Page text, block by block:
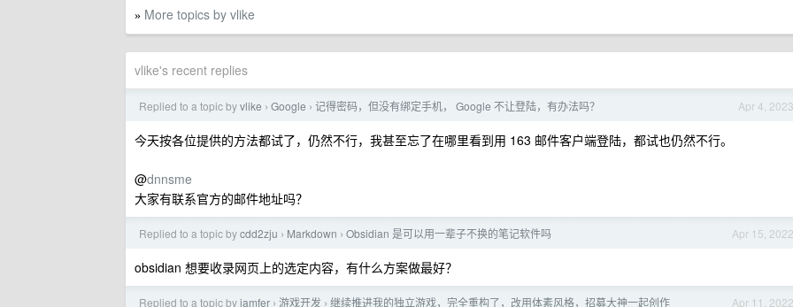
» More topics by vlike
vlike's recent replies
Apr 4, 2023
Replied to a topic byvlike › Google › 记得密码，但没有绑定手机， Google 不让登陆，有办法吗？
今天按各位提供的方法都试了，仍然不行，我甚至忘了在哪里看到用 163 邮件客户端登陆，都试也仍然不行。
@dnnsme
大家有联系官方的邮件地址吗？
Apr 15, 2022
Replied to a topic bycdd2zju › Markdown › Obsidian 是可以用一辈子不换的笔记软件吗
obsidian 想要收录网页上的选定内容，有什么方案做最好？
Apr 11, 2022
Replied to a topic byjamfer › 游戏开发 › 继续推进我的独立游戏，完全重构了，改用体素风格，招募大神一起创作